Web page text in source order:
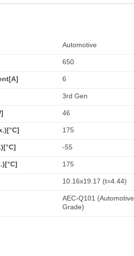
Automotive
650
6
3rd Gen
46
175
-55
175
10.16x19.17 (t=4.44)
AEC-Q101 (Automotive
Grade)